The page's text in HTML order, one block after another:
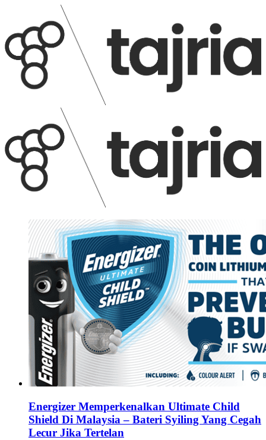
Energizer Memperkenalkan Ultimate Child
Shield Di Malaysia – Bateri Syiling Yang Cegah
Lecur Jika Tertelan